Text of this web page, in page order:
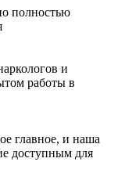
полностью
и
работы в
главное, и наша
доступным для